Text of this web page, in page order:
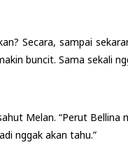
Secara, sampai
buncit. Sama sekali
Melan. “Perut
nggak akan tahu.”